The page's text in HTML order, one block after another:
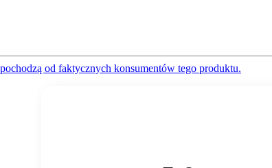
od faktycznych konsumentów tego produktu.